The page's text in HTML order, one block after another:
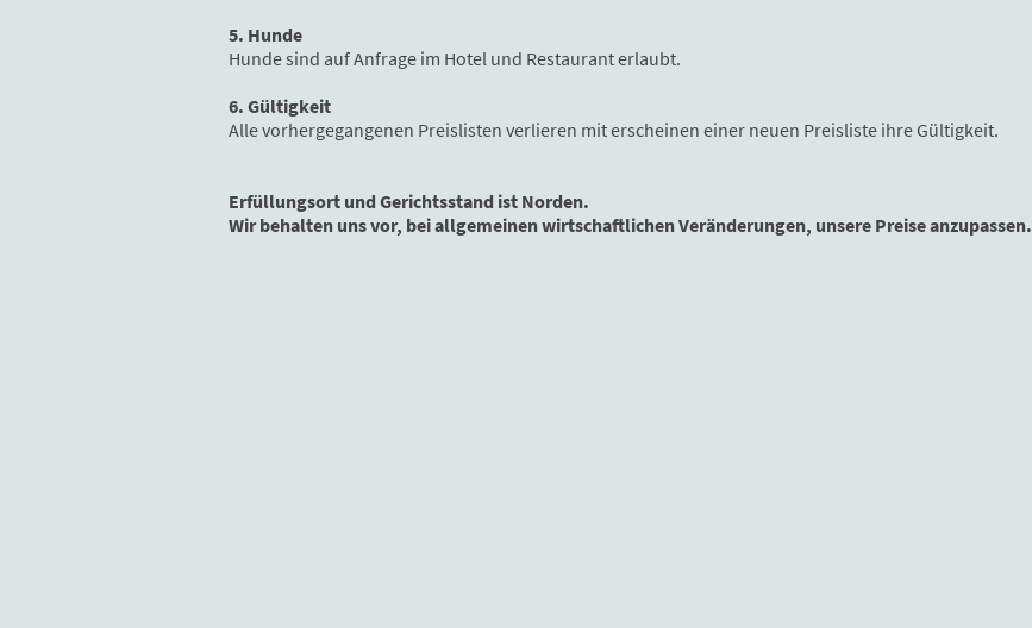
5. Hunde
Hunde sind auf Anfrage im Hotel und Restaurant erlaubt.
6. Gültigkeit
Alle vorhergegangenen Preislisten verlieren mit erscheinen einer neuen Preisliste ihre Gültigkeit.
Erfüllungsort und Gerichtsstand ist Norden.
Wir behalten uns vor, bei allgemeinen wirtschaftlichen Veränderungen, unsere Preise anzupassen.